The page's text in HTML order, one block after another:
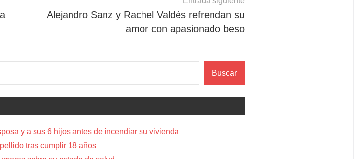
Alejandro Sanz y Rachel Valdés refrendan su
amor con apasionado beso
Buscar
y a sus 6 hijos antes de incendiar su vivienda
tras cumplir 18 años